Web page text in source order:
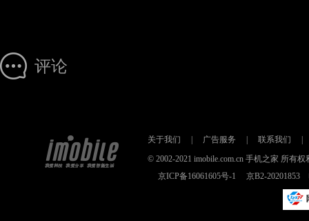
评论
关于我们 广告服务 联系我们
© 2002-2021 imobile.com.cn 手机之家 所有
京ICP备16061605号-1
京B2-20201853